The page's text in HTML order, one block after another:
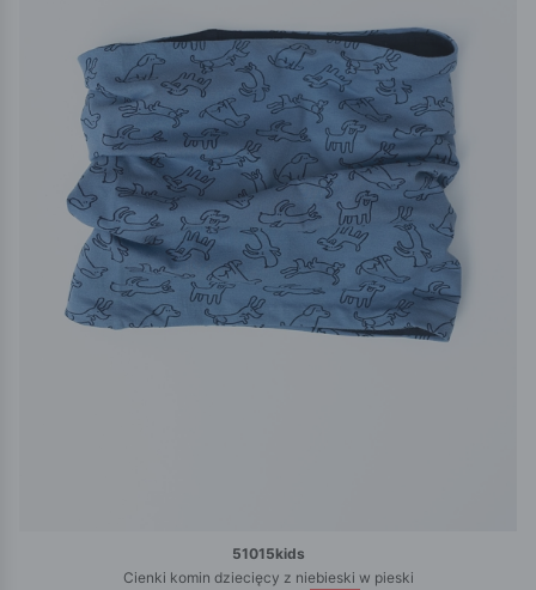
51015kids
Cienki komin dziecięcy z niebieski w pieski